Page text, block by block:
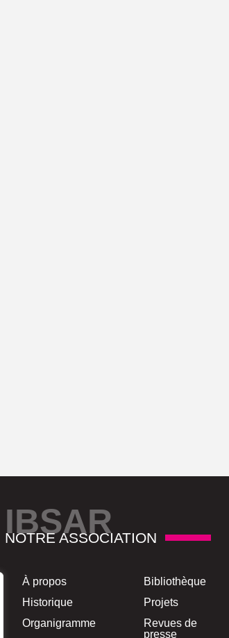
IBSAR
NOTRE ASSOCIATION
À propos
Historique
Organigramme
Bibliothèque
Projets
Revues de
presse